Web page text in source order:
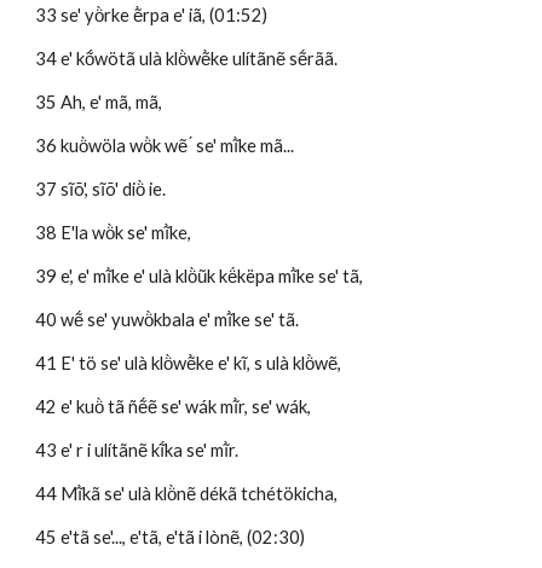
33 se' yö̀rke ẽ̀rpa e' iã, (01:52)
34 e' kṍwötã ulà klö̀wẽ̀ke ulítãnẽ sẽ́rãã.
35 Ah, e' mã, mã,
36 kuö̀wöla wö̀k wẽ ́ se' mĩ̀ke mã...
37 sĩõ', sĩõ' diö̀ ie.
38 E'la wö̀k se' mĩ̀ke,
39 e', e' mĩ̀ke e' ulà klö̀ũk kë́këpa mĩ̀ke se' tã,
40 wẽ́ se' yuwö̀kbala e' mĩ̀ke se' tã.
41 E' tö se' ulà klö̀wẽ̀ke e' kĩ, s ulà klö̀wẽ,
42 e' kuö̀ tã ñẽ́ẽ se' wák mĩ̀r, se' wák,
43 e' r i ulítãnẽ kĩ́ka se' mĩ̀r.
44 Mĩ̀kã se' ulà klö̀nẽ dékã tchétökicha,
45 e'tã se'..., e'tã, e'tã i lònẽ, (02:30)